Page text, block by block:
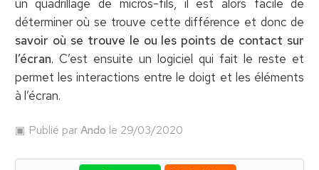
un quadrillage de micros-fils, il est alors facile de
déterminer où se trouve cette différence et donc de
savoir où se trouve le ou les points de contact sur
l’écran. C’est ensuite un logiciel qui fait le reste et
permet les interactions entre le doigt et les éléments
à l’écran.
Publié parAndo le 29/03/2020